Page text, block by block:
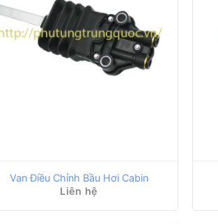
Van Điều Chỉnh Bầu Hơi Cabin
Liên hệ